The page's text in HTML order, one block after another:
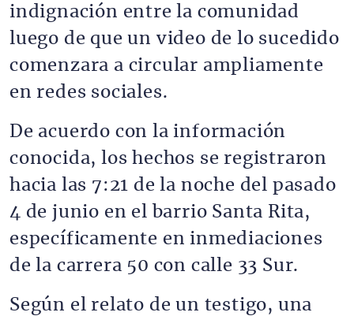
indignación entre la comunidad
luego de que un video de lo sucedido
comenzara a circular ampliamente
en redes sociales.
De acuerdo con la información
conocida, los hechos se registraron
hacia las 7:21 de la noche del pasado
4 de junio en el barrio Santa Rita,
específicamente en inmediaciones
de la carrera 50 con calle 33 Sur.
Según el relato de un testigo, una